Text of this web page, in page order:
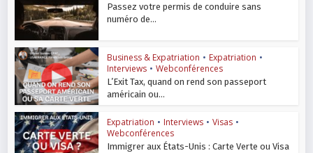
Passez votre permis de conduire sans
numéro de...
Business & Expatriation • Expatriation •
Interviews • Webconférences
L’Exit Tax, quand on rend son passeport
américain ou...
Expatriation • Interviews • Visas •
Webconférences
Immigrer aux États-Unis : Carte Verte ou Visa